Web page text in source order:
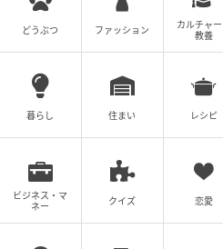
回はただ数値を減らすので
心も体も最高にハッピーな状
一番に考えました
運動は子どもと一緒に楽
と両立する“隙間”活用術
どうぶつ ファッション
カルチャー
教養
暮らし 住まい レシピ
ビジネス・マ
ネー
クイズ 恋愛